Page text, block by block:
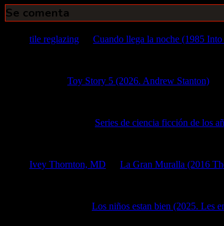
Se comenta
tile reglazing Cuando llega la noche (1985
Toy Story 5 (2026. Andrew Stanton)
Series de ciencia ficción de los
Ivey Thornton, MD
La Gran Muralla (2016
Los niños estan bien (2025. Les